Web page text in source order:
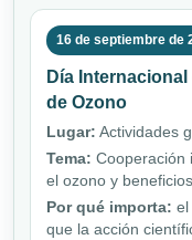
16 de septiembre de
Día
de Ozono
Lugar: Actividades
Tema: Cooperación
el ozono y
Por qué importa: el
que la acción